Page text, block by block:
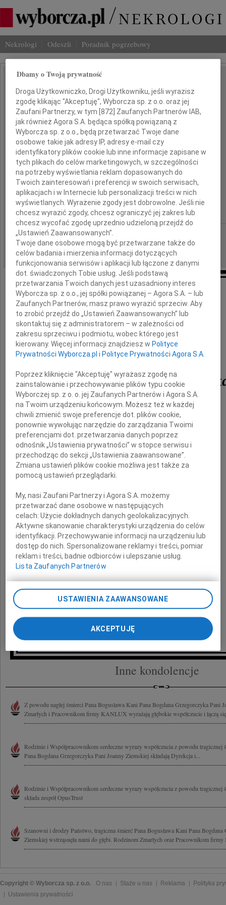
Nekrologi Odeszli Poradnik pogrzebowy
IMIĘ I NAZWISKO:
Bogusław Kania
,
Bogdan Grzegorczyk
,
Joanna Ziemska
,
Urszula Jędryk
REGION: Katowice
DATA EMISJI: 08.06.2010
Poruszeni tragiczną śmiercią
Bogusława Kani
Bogdana
Joanny Ziemskiej
Urszuli Jędryki
składamy wyrazy najgłębszego współczucia
Rodzinie oraz Bliskim
Zarząd i pracownicy IGS Schreiner Polska
Inne kondolencje
Z powodu nagłej śmierci Pana Bogusława Kani Pana Bogdana Grzegorczyka Pani
Zmarłych i Pracownikom firmy KANLUX wyrażają głębokie współczucie i łączą
Rodzinie i Współpracownikom serdeczne wyrazy współczucia z powodu tragicznej
Pana Bogdana Grzegorczyka Pani Joanny Ziemskiej składają Dyrekcja i...
Rodzinie i Współpracownikom serdeczne wyrazy współczucia z powodu tragicznej
składa zespół OpusTrust
Szanowni i drodzy Państwo, tragiczna śmierć Pana Bogusława Kani Pana
Ziemskiej wstrząsnęła nami do głębi. Rodzinom Zmarłych oraz Pracownikom
Copyright © Wyborcza sp. z o.o. O nas Staże u nas Reklama
Polityka
Ustawienia prywatności
Dbamy o Twoją prywatność
Droga Użytkowniczko, Drogi Użytkowniku, jeśli wyrazisz
zgodę klikając "Akceptuję", Wyborcza sp. z o.o. oraz jej
Zaufani Partnerzy, w tym [872] Zaufanych Partnerów IAB,
jak również Agora S.A. będąca spółką powiązaną z
Wyborcza sp. z o.o., będą przetwarzać Twoje dane
osobowe takie jak adresy IP, adresy e-mail czy
identyfikatory plików cookie lub inne informacje zapisane w
tych plikach do celów marketingowych, w szczególności
na potrzeby wyświetlania reklam dopasowanych do
Twoich zainteresowań i preferencji w swoich serwisach,
aplikacjach i w Internecie lub personalizacji treści w nich
wyświetlanych. Wyrażenie zgody jest dobrowolne. Jeśli nie
chcesz wyrazić zgody, chcesz ograniczyć jej zakres lub
chcesz wycofać zgodę uprzednio udzieloną przejdź do
„Ustawień Zaawansowanych”.
Twoje dane osobowe mogą być przetwarzane także do
celów badania i mierzenia informacji dotyczących
funkcjonowania serwisów i aplikacji lub łączone z danymi
dot. świadczonych Tobie usług. Jeśli podstawą
przetwarzania Twoich danych jest uzasadniony interes
Wyborcza sp. z o.o., jej spółki powiązanej – Agora S.A. – lub
Zaufanych Partnerów, masz prawo wyrazić sprzeciw. Aby
to zrobić przejdź do „Ustawień Zaawansowanych” lub
skontaktuj się z administratorem – w zależności od
zakresu sprzeciwu i podmiotu, wobec którego jest
kierowany. Więcej informacji znajdziesz wPolityce
Prywatności Wyborcza.pl iPolityce Prywatności Agora S.A.
Poprzez kliknięcie "Akceptuję" wyrażasz zgodę na
zainstalowanie i przechowywanie plików typu cookie
Wyborczej sp. z o. o. jej Zaufanych Partnerów i Agora S.A.
na Twoim urządzeniu końcowym. Możesz też w każdej
chwili zmienić swoje preferencje dot. plików cookie,
ponownie wywołując narzędzie do zarządzania Twoimi
preferencjami dot. przetwarzania danych poprzez
odnośnik „Ustawienia prywatności” w stopce serwisu i
przechodząc do sekcji „Ustawienia zaawansowane”.
Zmiana ustawień plików cookie możliwa jest także za
pomocą ustawień przeglądarki.
My, nasi Zaufani Partnerzy i Agora S.A. możemy
przetwarzać dane osobowe w następujących
celach:Użycie dokładnych danych geolokalizacyjnych.
Aktywne skanowanie charakterystyki urządzenia do celów
identyfikacji. Przechowywanie informacji na urządzeniu lub
dostęp do nich. Spersonalizowane reklamy i treści, pomiar
reklam i treści, badnie odbiorców i ulepszanie usług.
Lista Zaufanych Partnerów
USTAWIENIA ZAAWANSOWANE
AKCEPTUJĘ